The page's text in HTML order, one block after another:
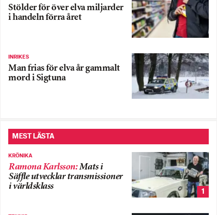
Stölder för över elva miljarder
i handeln förra året
INRIKES
Man frias för elva år gammalt
mord i Sigtuna
MEST LÄSTA
KRÖNIKA
Ramona Karlsson:Mats i
Säffle utvecklar transmissioner
i världsklass
1